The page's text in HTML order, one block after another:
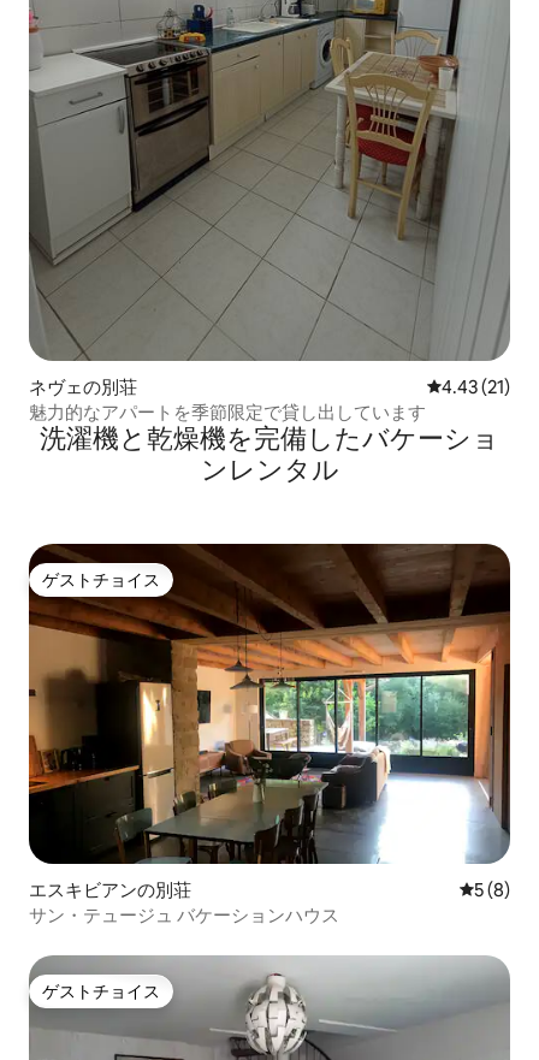
ネヴェの別荘 レビュー21
4.43 (21)
魅力的なアパートを季節限定で貸し出しています
洗濯機と乾燥機を完備したバケーショ
ンレンタル
ゲストチョイス
ゲストチョイス
エスキビアンの別荘 レビュー
5 (8)
サン・テュージュ バケーションハウス
ゲストチョイス
ゲストチョイス